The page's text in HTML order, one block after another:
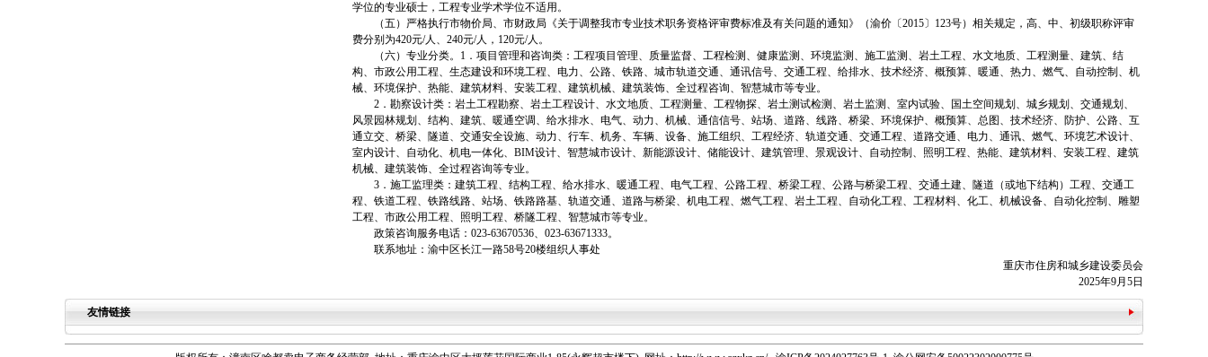
学位的专业硕士，工程专业学术学位不适用。
（五）严格执行市物价局、市财政局《关于调整我市专业技术职务资格评审费标准及有关问题的通知》（渝价〔2015〕123号）相关规定，高、中、初级职称评审
费分别为420元/人、240元/人，120元/人。
（六）专业分类。1．项目管理和咨询类：工程项目管理、质量监督、工程检测、健康监测、环境监测、施工监测、岩土工程、水文地质、工程测量、建筑、结
构、市政公用工程、生态建设和环境工程、电力、公路、铁路、城市轨道交通、通讯信号、交通工程、给排水、技术经济、概预算、暖通、热力、燃气、自动控制、机
械、环境保护、热能、建筑材料、安装工程、建筑机械、建筑装饰、全过程咨询、智慧城市等专业。
2．勘察设计类：岩土工程勘察、岩土工程设计、水文地质、工程测量、工程物探、岩土测试检测、岩土监测、室内试验、国土空间规划、城乡规划、交通规划、
风景园林规划、结构、建筑、暖通空调、给水排水、电气、动力、机械、通信信号、站场、道路、线路、桥梁、环境保护、概预算、总图、技术经济、防护、公路、互
通立交、桥梁、隧道、交通安全设施、动力、行车、机务、车辆、设备、施工组织、工程经济、轨道交通、交通工程、道路交通、电力、通讯、燃气、环境艺术设计、
室内设计、自动化、机电一体化、BIM设计、智慧城市设计、新能源设计、储能设计、建筑管理、景观设计、自动控制、照明工程、热能、建筑材料、安装工程、建筑
机械、建筑装饰、全过程咨询等专业。
3．施工监理类：建筑工程、结构工程、给水排水、暖通工程、电气工程、公路工程、桥梁工程、公路与桥梁工程、交通土建、隧道（或地下结构）工程、交通工
程、铁道工程、铁路线路、站场、铁路路基、轨道交通、道路与桥梁、机电工程、燃气工程、岩土工程、自动化工程、工程材料、化工、机械设备、自动化控制、雕塑
工程、市政公用工程、照明工程、桥隧工程、智慧城市等专业。
政策咨询服务电话：023-63670536、023-63671333。
联系地址：渝中区长江一路58号20楼组织人事处
重庆市住房和城乡建设委员会
2025年9月5日
友情链接